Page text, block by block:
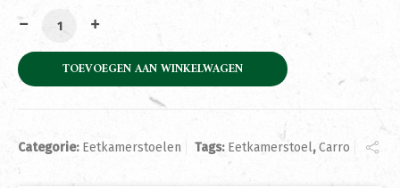
Eetkamerstoel Carro Stof Almond White Draaibaar
TOEVOEGEN AAN WINKELWAGEN
Categorie: Eetkamerstoelen Tags: Eetkamerstoel,Carro